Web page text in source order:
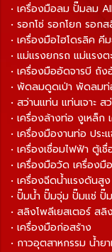
• เครื่องมือลม ปั๊มลม
• รอกโซ่ รอกโยก รอก
• เครื่องมือไฮโดรลิค คี
• แม่แรงยกรถ แม่แรงต
• เครื่องมืออัดจารบี ถั
• พัดลมดูดเป่า พัดลม
• สว่านแท่น แท่นเจาะ ส
• เครื่องล้างท่อ งูเหล็
• เครื่องมืองานท่อ ปร
• เครื่องเชื่อมไฟฟ้า ตู้
• เครื่องมือวัด เครื่องมื
• เครื่องฉีดน้ำแรงดันสู
• ปั๊มน้ำ ปั๊มจุ่ม ปั๊มแช่
• สลิงโพลีเยสเตอร์ ส
• เครื่องมือก่อสร้าง
• กาวอุตสาหกรรม น้ำย